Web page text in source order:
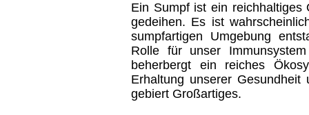
Ein Sumpf ist ein reichhaltiges
gedeihen. Es ist
sumpfartigen Umgebung
Rolle für unser
beherbergt ein reiches
Erhaltung unserer
gebiert Großartiges.